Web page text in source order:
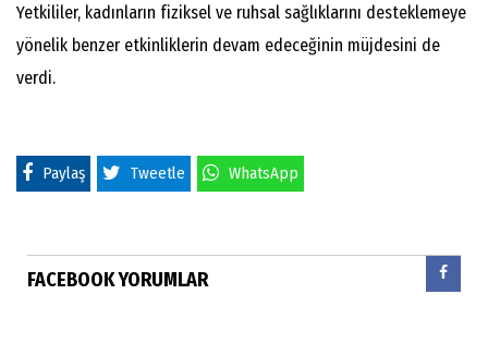
Yetkililer, kadınların fiziksel ve ruhsal sağlıklarını desteklemeye
yönelik benzer etkinliklerin devam edeceğinin müjdesini de
verdi.
Paylaş Tweetle WhatsApp
FACEBOOK YORUMLAR